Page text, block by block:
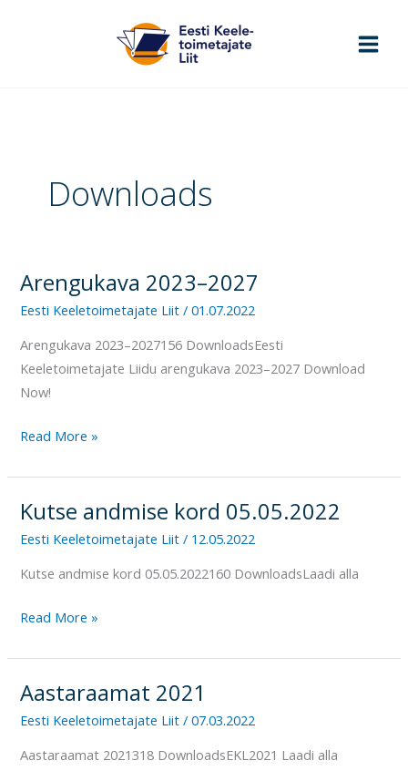
Downloads
Arengukava 2023–2027
Eesti Keeletoimetajate Liit/01.07.2022
Arengukava 2023–2027156 DownloadsEesti
Keeletoimetajate Liidu arengukava 2023–2027 Download
Now!
Arengukava
2023–
Read More »
Kutse andmise kord 05.05.2022
Eesti Keeletoimetajate Liit/ 12.05.2022
Kutse andmise kord 05.05.2022160 DownloadsLaadi alla
Kutse
andmise
05.05.2022
Read More »
Aastaraamat 2021
Eesti Keeletoimetajate Liit/07.03.2022
Aastaraamat 2021318 DownloadsEKL2021 Laadi alla
Aastaraamat
2021